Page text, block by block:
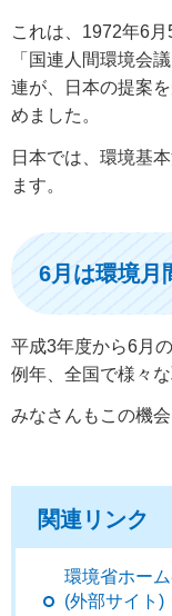
これは、1972年6
「国連人間環境会
連が、日本の提案
めました。
日本では、環境基
ます。
6月は環境月
平成3年度から6月
例年、全国で様々
みなさんもこの機
関連リンク
環境省ホー
(外部サイト)